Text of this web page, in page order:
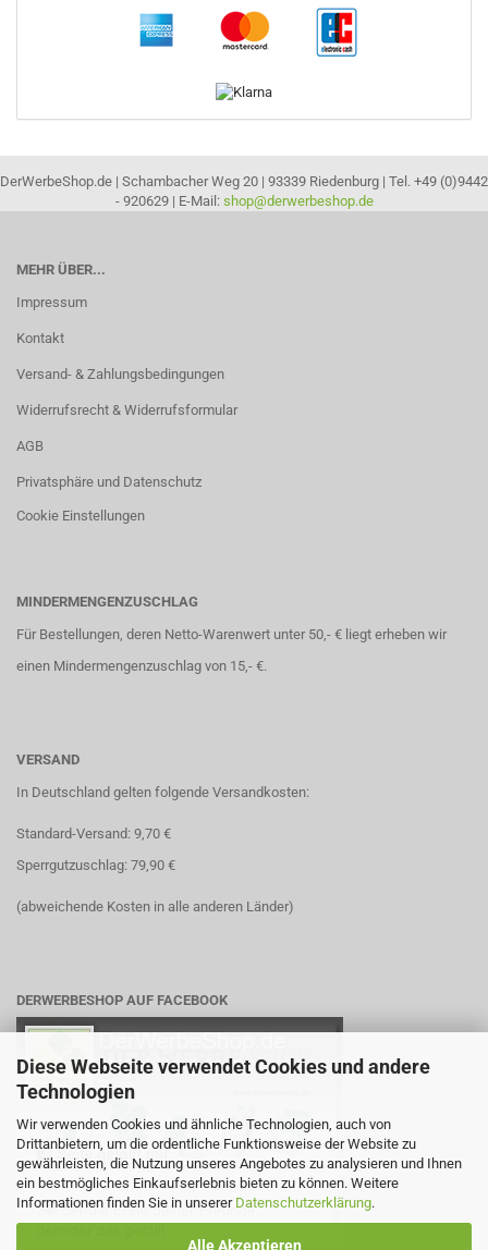
Diese Webseite verwendet Cookies und andere
Technologien
Wir verwenden Cookies und ähnliche Technologien, auch von
Drittanbietern, um die ordentliche Funktionsweise der Website zu
gewährleisten, die Nutzung unseres Angebotes zu analysieren und Ihnen
ein bestmögliches Einkaufserlebnis bieten zu können. Weitere
Informationen finden Sie in unserer Datenschutzerklärung.
Alle Akzeptieren
DerWerbeShop.de | Schambacher Weg 20 | 93339 Riedenburg | Tel. +49 (0)9442
- 920629 | E-Mail: shop@derwerbeshop.de
MEHR ÜBER...
Impressum
Kontakt
Versand- & Zahlungsbedingungen
Widerrufsrecht & Widerrufsformular
AGB
Privatsphäre und Datenschutz
Cookie Einstellungen
MINDERMENGENZUSCHLAG
Für Bestellungen, deren Netto-Warenwert unter 50,- € liegt erheben wir
einen Mindermengenzuschlag von 15,- €.
VERSAND
In Deutschland gelten folgende Versandkosten:
Standard-Versand: 9,70 €
Sperrgutzuschlag: 79,90 €
(abweichende Kosten in alle anderen Länder)
DERWERBESHOP AUF FACEBOOK